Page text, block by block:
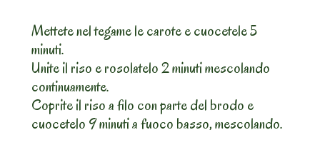
Mettete nel tegame le carote e cuocetele 5
minuti.
Unite il riso e rosolatelo 2 minuti mescolando
continuamente.
Coprite il riso a filo con parte del brodo e
cuocetelo 9 minuti a fuoco basso, mescolando.